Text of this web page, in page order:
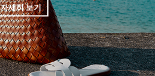
자세히 보기